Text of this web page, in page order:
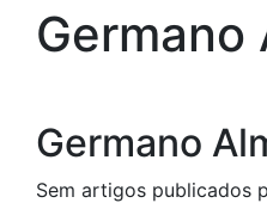
Germano
Germano
Sem artigos publicados